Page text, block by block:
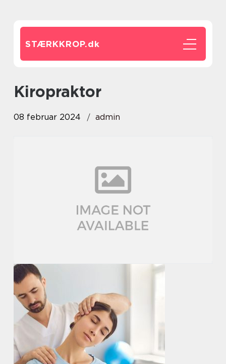
STÆRKKROP.dk
kiropraktor
08 februar 2024 admin